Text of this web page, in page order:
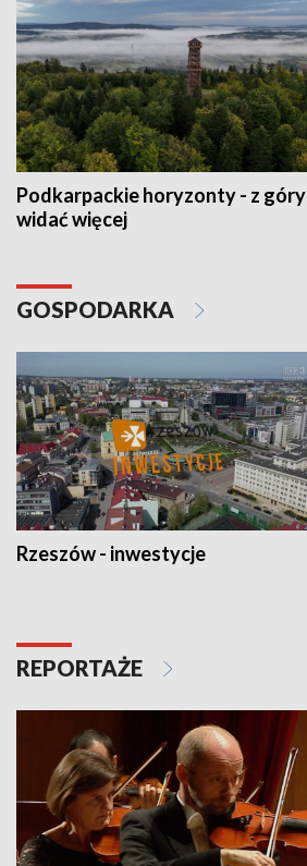
Podkarpackie horyzonty - z góry
widać więcej
GOSPODARKA
Rzeszów - inwestycje
REPORTAŻE